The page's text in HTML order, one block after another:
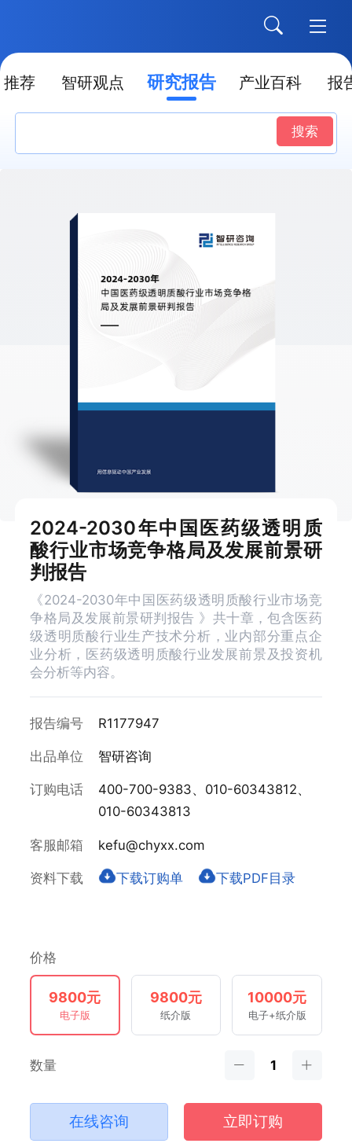
推荐 智研观点 研究报告 产业百科 报
搜索
2024-2030年中国医药级透明质
酸行业市场竞争格局及发展前景研
判报告
《2024-2030年中国医药级透明质酸行业市场竞
争格局及发展前景研判报告 》共十章，包含医药
级透明质酸行业生产技术分析，业内部分重点企
业分析，医药级透明质酸行业发展前景及投资机
会分析等内容。
报告编号 R1177947
出品单位 智研咨询
订购电话
400-700-9383、010-60343812、
010-60343813
客服邮箱 kefu@chyxx.com
资料下载 下载订购单 下载PDF目录
价格
9800元
电子版
9800元
纸介版
10000元
电子+纸介版
数量
在线咨询 立即订购